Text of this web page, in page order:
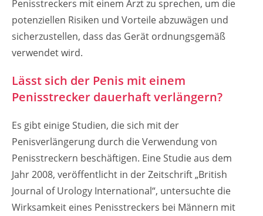
Penisstreckers mit einem Arzt zu sprechen, um die
potenziellen Risiken und Vorteile abzuwägen und
sicherzustellen, dass das Gerät ordnungsgemäß
verwendet wird.
Lässt sich der Penis mit einem
Penisstrecker dauerhaft verlängern?
Es gibt einige Studien, die sich mit der
Penisverlängerung durch die Verwendung von
Penisstreckern beschäftigen. Eine Studie aus dem
Jahr 2008, veröffentlicht in der Zeitschrift „British
Journal of Urology International“, untersuchte die
Wirksamkeit eines Penisstreckers bei Männern mit